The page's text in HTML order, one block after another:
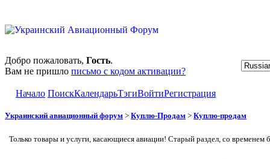
Добро пожаловать, Гость.
Вам не пришло письмо с кодом активации?
Начало ПоискКалендарьТэгиВойтиРегистрация
Украинский авиационный форум > Куплю-Продам > Куплю-продам
Только товары и услуги, касающиеся авиации! Старый раздел, со временем